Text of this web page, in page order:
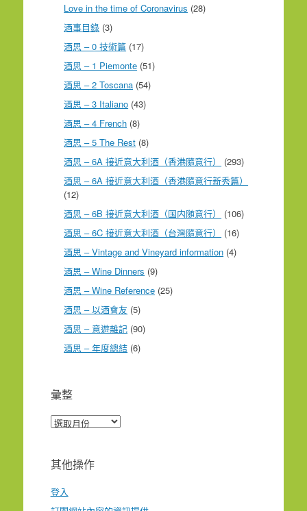
Love in the time of Coronavirus (28)
酒事目錄 (3)
酒思 – 0 技術篇 (17)
酒思 – 1 Piemonte (51)
酒思 – 2 Toscana (54)
酒思 – 3 Italiano (43)
酒思 – 4 French (8)
酒思 – 5 The Rest (8)
酒思 – 6A 接近意大利酒（香港隨意行）
(293)
酒思 – 6A 接近意大利酒（香港隨意行新秀篇）
(12)
酒思 – 6B 接近意大利酒（国内随意行）
(106)
酒思 – 6C 接近意大利酒（台灣隨意行）
(16)
酒思 – Vintage and Vineyard information (4)
酒思 – Wine Dinners (9)
酒思 – Wine Reference (25)
酒思 – 以酒會友 (5)
酒思 – 意遊雜記 (90)
酒思 – 年度總結 (6)
彙整
彙
其他操作
登入